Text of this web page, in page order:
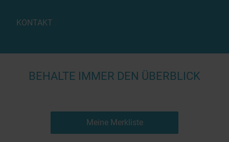
KONTAKT
BEHALTE IMMER DEN ÜBERBLICK
Meine Merkliste